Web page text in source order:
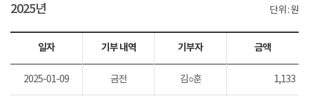
2025년 단위 : 원
일자 기부 내역 기부자 금액
2025-01-09 금전 김○훈 1,133